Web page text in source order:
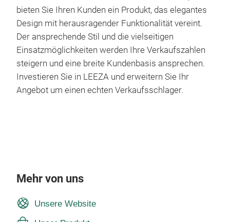
bieten Sie Ihren Kunden ein Produkt, das elegantes
Design mit herausragender Funktionalität vereint.
Der ansprechende Stil und die vielseitigen
Einsatzmöglichkeiten werden Ihre Verkaufszahlen
steigern und eine breite Kundenbasis ansprechen.
Investieren Sie in LEEZA und erweitern Sie Ihr
Angebot um einen echten Verkaufsschlager.
Mehr von uns
Unsere Website